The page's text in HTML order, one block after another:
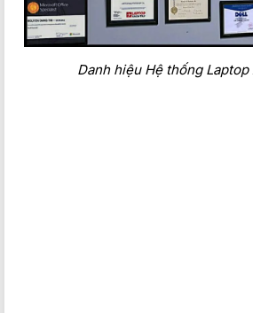
Danh hiệu Hệ thống Laptop